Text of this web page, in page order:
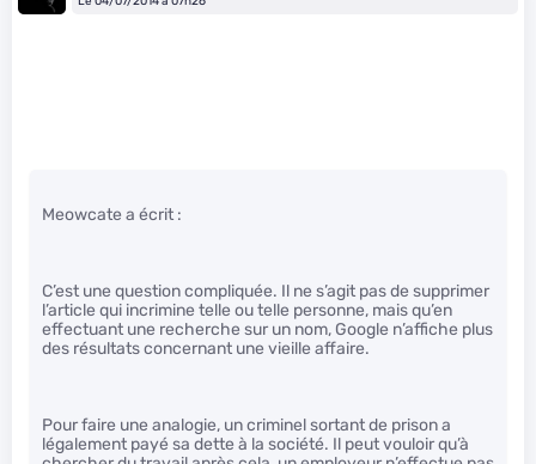
Meowcate a écrit :
C’est une question compliquée. Il ne s’agit pas de supprimer
l’article qui incrimine telle ou telle personne, mais qu’en
effectuant une recherche sur un nom, Google n’affiche plus
des résultats concernant une vieille affaire.
Pour faire une analogie, un criminel sortant de prison a
légalement payé sa dette à la société. Il peut vouloir qu’à